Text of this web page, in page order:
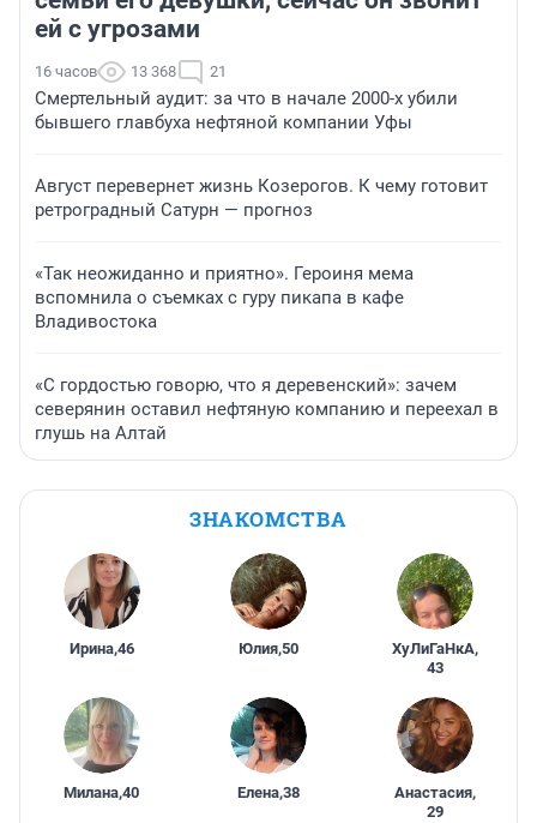
ей с угрозами
16 часов 13 368 21
Смертельный аудит: за что в начале 2000-х убили
бывшего главбуха нефтяной компании Уфы
Август перевернет жизнь Козерогов. К чему готовит
ретроградный Сатурн — прогноз
«Так неожиданно и приятно». Героиня мема
вспомнила о съемках с гуру пикапа в кафе
Владивостока
«С гордостью говорю, что я деревенский»: зачем
северянин оставил нефтяную компанию и переехал в
глушь на Алтай
ЗНАКОМСТВА
Ирина,46 Юлия,50 ХуЛиГаНкА,
43
Милана,40 Елена,38 Анастасия,
29